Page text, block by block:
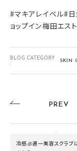
#マキアレイベル#
ョップイン梅田エスト
BLOG CATEGORY
:
SKIN
PREV
冷感🧊週一美容スクラブ